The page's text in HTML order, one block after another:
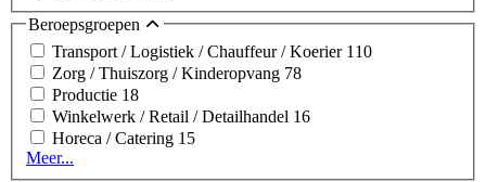
Beroepsgroepen
Transport / Logistiek / Chauffeur / Koerier 110
Zorg / Thuiszorg / Kinderopvang 78
Productie 18
Winkelwerk / Retail / Detailhandel 16
Horeca / Catering 15
Meer...